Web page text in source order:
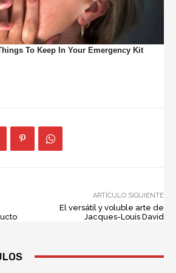
ARTÍCULO SIGUIENTE
El versátil y voluble arte de
Jacques-Louis David